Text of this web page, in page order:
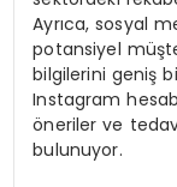
Ayrıca, sosyal
potansiyel
bilgilerini geniş
Instagram
öneriler ve
bulunuyor.